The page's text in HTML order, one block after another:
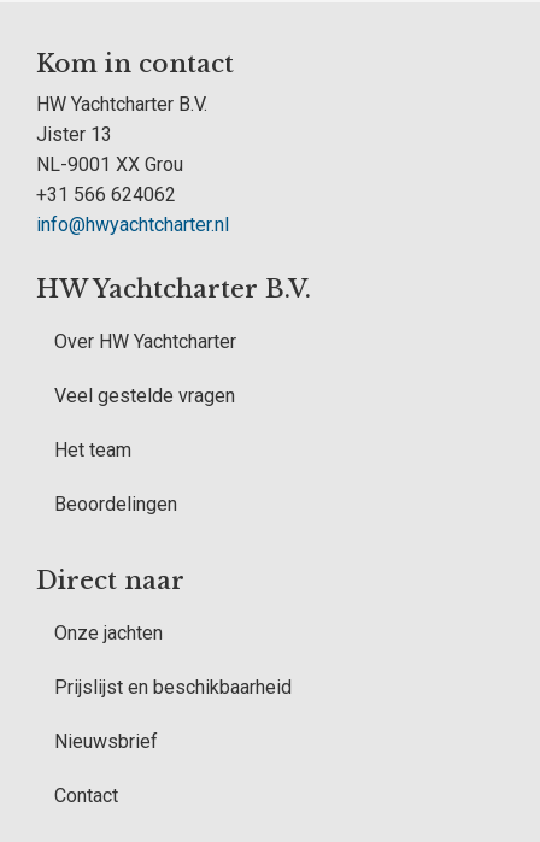
Kom in contact
HW Yachtcharter B.V.
Jister 13
NL-9001 XX Grou
+31 566 624062
info@hwyachtcharter.nl
HW Yachtcharter B.V.
Over HW Yachtcharter
Veel gestelde vragen
Het team
Beoordelingen
Direct naar
Onze jachten
Prijslijst en beschikbaarheid
Nieuwsbrief
Contact